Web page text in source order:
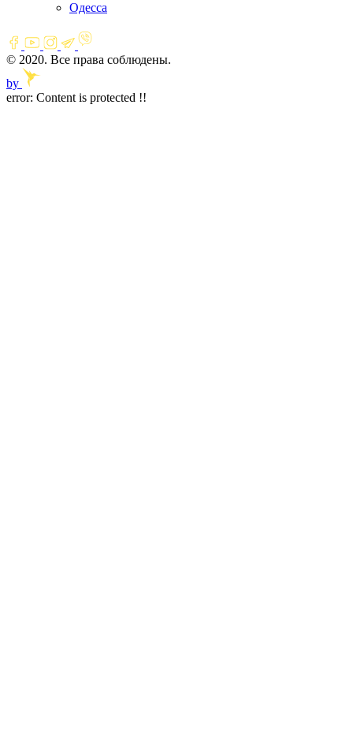
Одесса
© 2020. Все права соблюдены.
by
error: Content is protected !!